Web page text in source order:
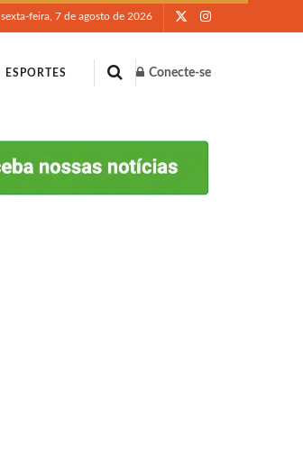
sexta-feira, 7 de agosto de 2026
ESPORTES Conecte-se